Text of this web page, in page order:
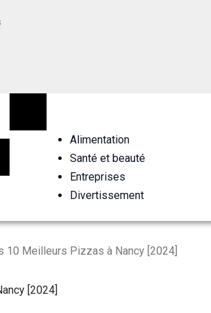
Alimentation
Santé et beauté
Entreprises
Divertissement
10 Meilleurs Pizzas à Nancy [2024]